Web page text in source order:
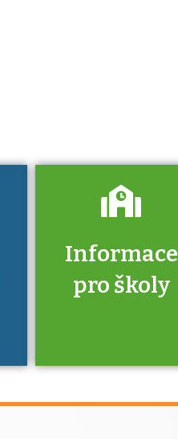
Informace
pro školy
Víte, že jako škola